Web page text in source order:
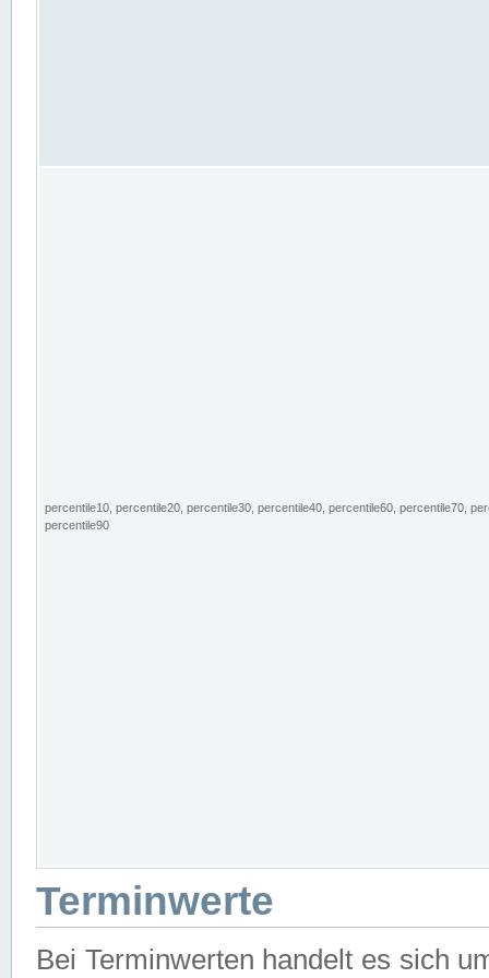
percentile10, percentile20, percentile30, percentile40, percentile60, percentile70,
percentile90
Terminwerte
Bei Terminwerten handelt es sich